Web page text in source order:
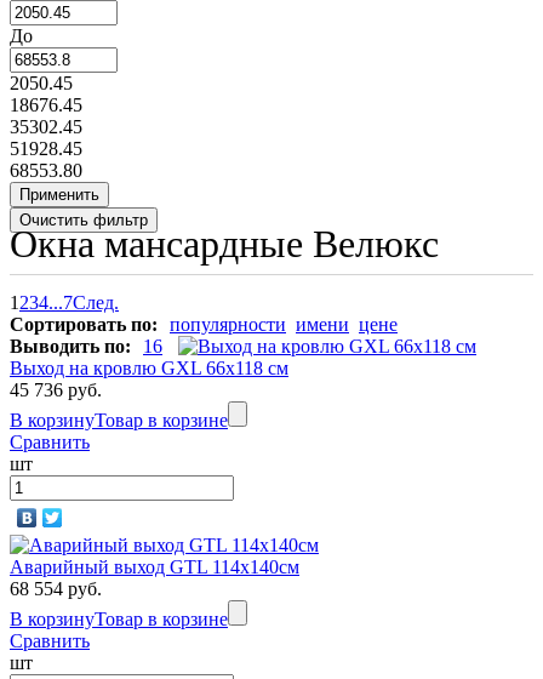
До
2050.45
18676.45
35302.45
51928.45
68553.80
Окна мансардные Велюкс
1 234...7След.
Сортировать по:
популярности имени цене
Выводить по:
16
Выход на кровлю GXL 66х118 см
45 736 руб.
В корзинуТовар в корзине
Сравнить
шт
Аварийный выход GTL 114х140см
68 554 руб.
В корзинуТовар в корзине
Сравнить
шт